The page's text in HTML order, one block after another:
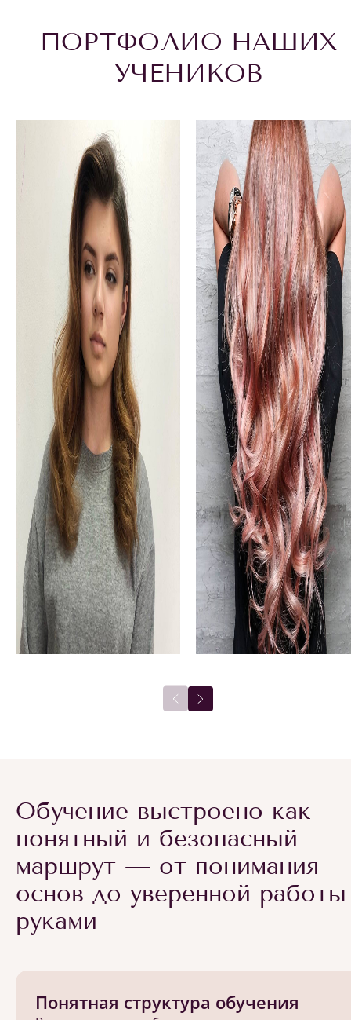
ПОРТФОЛИО НАШИХ
УЧЕНИКОВ
Обучение выстроено как
понятный и безопасный
маршрут — от понимания
основ до уверенной работы
руками
Понятная структура обучения